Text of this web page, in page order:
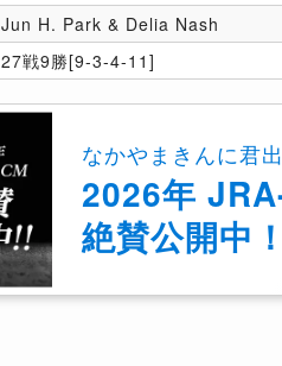
Jun H. Park & Delia Nash
27戦9勝[9-3-4-11]
なかやまきんに君
2026年
絶賛公開中